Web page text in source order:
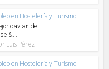
en Hostelería y Turismo
caviar del
&...
Luis Pérez
en Hostelería y Turismo